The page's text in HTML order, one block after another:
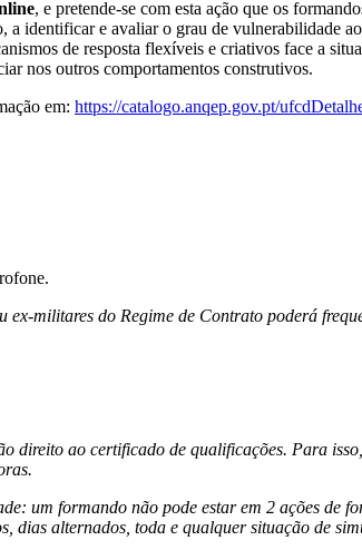
, e pretende-se com esta ação que os
a identificar e avaliar o grau de vulnerabilidade
de resposta flexíveis e criativos face a
nos outros comportamentos construtivos.
em: https://catalogo.anqep.gov.pt/
ex-militares do Regime de Contrato poderá
direito ao certificado de qualificações. Para
um formando não pode estar em 2 ações de
alternados, toda e qualquer situação de